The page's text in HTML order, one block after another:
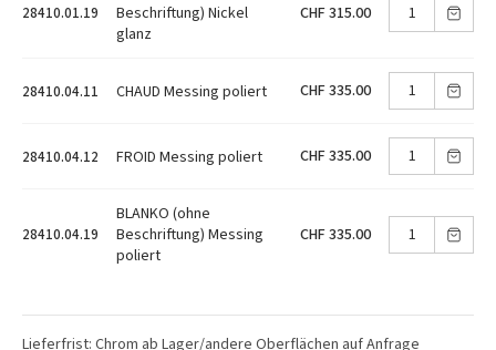
28410.01.19
Beschriftung) Nickel
glanz
CHF 315.00
28410.04.11 CHAUD Messing poliert CHF 335.00
28410.04.12 FROID Messing poliert CHF 335.00
28410.04.19
BLANKO (ohne
Beschriftung) Messing
poliert
CHF 335.00
Lieferfrist: Chrom ab Lager/andere Oberflächen auf Anfrage